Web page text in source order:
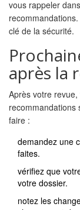
vous rappeler
clé de la sécurité.
après la
Après votre
recommandations
faire :
demandez une
faites.
vérifiez que
votre dossier.
notez les